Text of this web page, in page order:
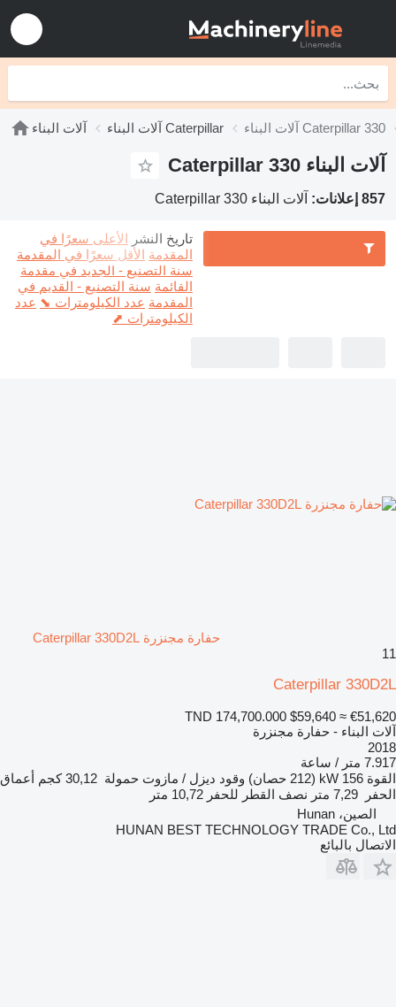
آلات البناء آلات البناء Caterpillar آلات البناء Caterpillar 330
آلات البناء Caterpillar 330
857 إعلانات: آلات البناء Caterpillar 330
تاريخ النشر الأعلى سعرًا في
المقدمة الأقل سعرًا في المقدمة
سنة التصنيع - الجديد في مقدمة
القائمة سنة التصنيع - القديم في
المقدمة عدد الكيلومترات ⬊ عدد
الكيلومترات ⬈
حفارة مجنزرة Caterpillar 330D2L
11
Caterpillar 330D2L
TND 174,700.000 $59,640 ≈ €51,620
آلات البناء - حفارة مجنزرة
2018
7.917 متر / ساعة
القوة 156 kW (212 حصان) وقود ديزل / مازوت حمولة 30,12 كجم
أعماق
الحفر
7,29 متر نصف القطر للحفر 10,72 متر
الصين، Hunan
HUNAN BEST TECHNOLOGY TRADE Co., Ltd
الاتصال بالبائع